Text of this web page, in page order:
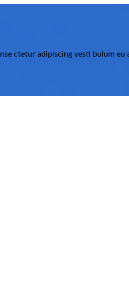
ctetur adipiscing vesti bulum